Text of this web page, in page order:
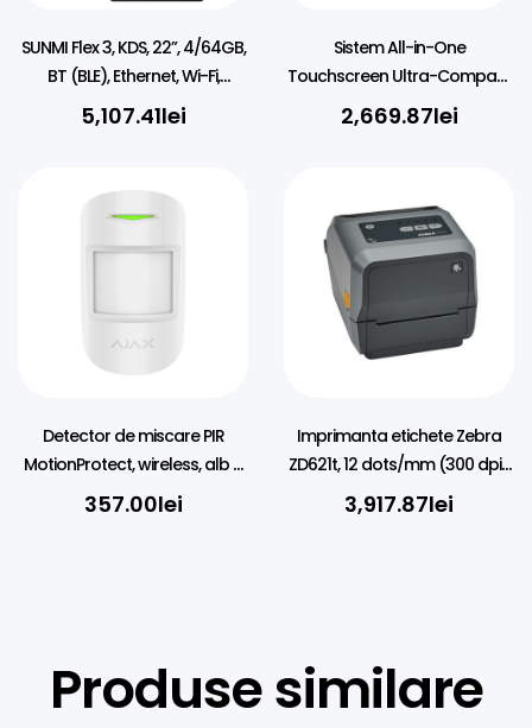
SUNMI Flex 3, KDS, 22”, 4/64GB,
BT (BLE), Ethernet, Wi-Fi,
Android, GMS
5,107.41lei
Sistem All-in-One
Touchscreen Ultra-Compact
MUULOX X14 (11.6”) cu
2,669.87lei
Detector de miscare PIR
MotionProtect, wireless, alb –
AJAX
357.00lei
Imprimanta etichete Zebra
ZD621t, 12 dots/mm (300 dpi),
RTC, USB, USB Host, RS232, BT
(BLE), Ethernet
3,917.87lei
Produse similare